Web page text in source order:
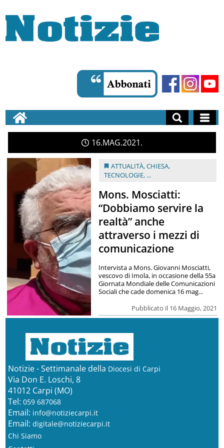
16 MAG 2021
ATTUALITÀ,CHIESA,
TECNOLOGIE, ...
Mons. Mosciatti:
“Dobbiamo servire la
realtà” anche
attraverso i mezzi di
comunicazione
Pubblicato il 16 Maggio, 2021
Intervista a Mons. Giovanni Mosciatti,
vescovo di Imola, in occasione della 55a
Giornata Mondiale delle Comunicazioni
Sociali che cade domenica 16 mag...
Notizie - Settimanale della Diocesi di Carpi
Via Don E. Loschi, 8
41012 Carpi (MO)
Tel: 059 687068
Email: info@notiziecarpi.it
Email: digitale@notiziecarpi.it
Chi Siamo